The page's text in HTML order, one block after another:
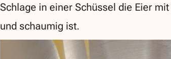
Schlage in einer Schüssel die Eier
und schaumig ist.